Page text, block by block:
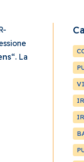
“. La